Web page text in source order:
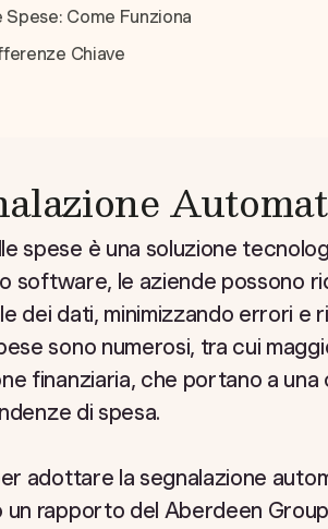
Come Funziona
Chiave
spese è una soluzione
software, le aziende possono
dei dati, minimizzando errori e
sono numerosi, tra cui
finanziaria, che portano a
di spesa.
adottare la segnalazione
rapporto del Aberdeen